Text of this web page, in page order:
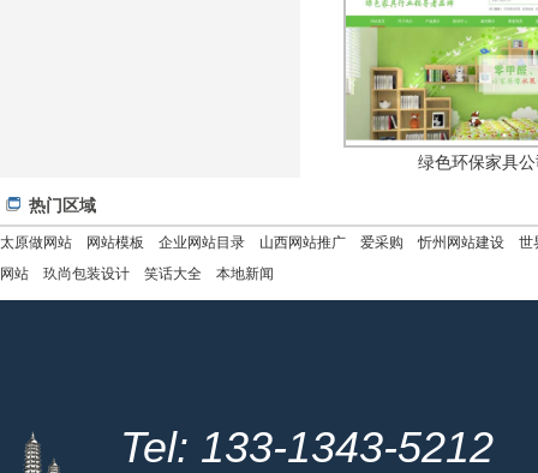
绿色环保家具
热门区域
太原做网站 网站模板 企业网站目录 山西网站推广 爱采购 忻州网站建设
世
网站
玖尚包装设计 笑话大全 本地新闻
Tel: 133-1343-5212